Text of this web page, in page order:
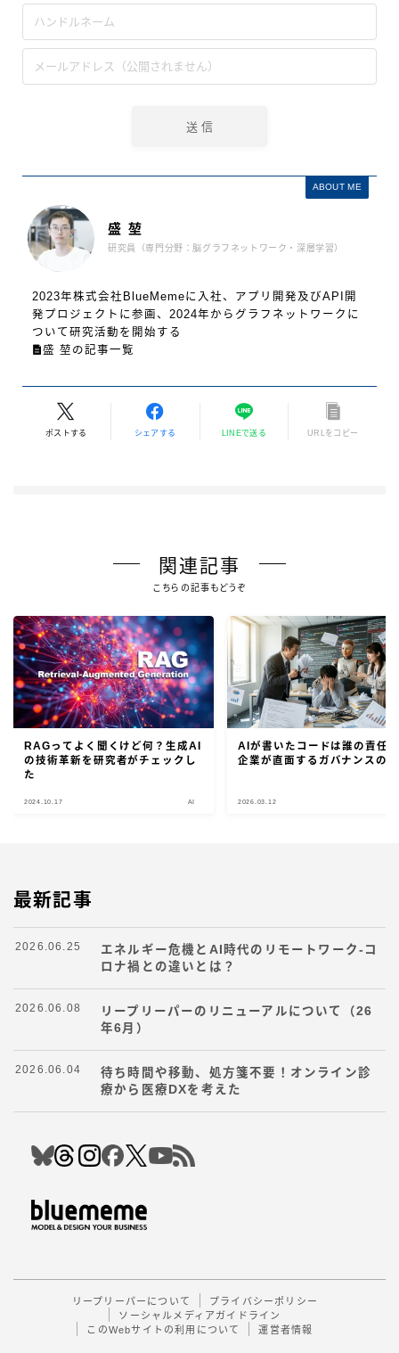
Follow Me
ABOUT ME
盛 堃
研究員（専門分野：脳グラフネットワーク・深層学習）
2023年株式会社BlueMemeに入社、アプリ開発及びAPI開
発プロジェクトに参画、2024年からグラフネットワークに
ついて研究活動を開始する
盛 堃の記事一覧
ポストする シェアする LINEで送る URLをコピー
関連記事
こちらの記事もどうぞ
RAGってよく聞くけど何？生成AI
の技術革新を研究者がチェックし
た
2024.10.17 AI
AIが書いたコードは誰の責任
企業が直面するガバナンスの
2026.03.12
最新記事
エネルギー危機とAI時代のリモートワーク-コ
ロナ禍との違いとは？
2026.06.25
リープリーパーのリニューアルについて（26
年6月）
2026.06.08
待ち時間や移動、処方箋不要！オンライン診
療から医療DXを考えた
2026.06.04
リープリーパーについて
プライバシーポリシー
ソーシャルメディアガイドライン
このWebサイトの利用について
運営者情報